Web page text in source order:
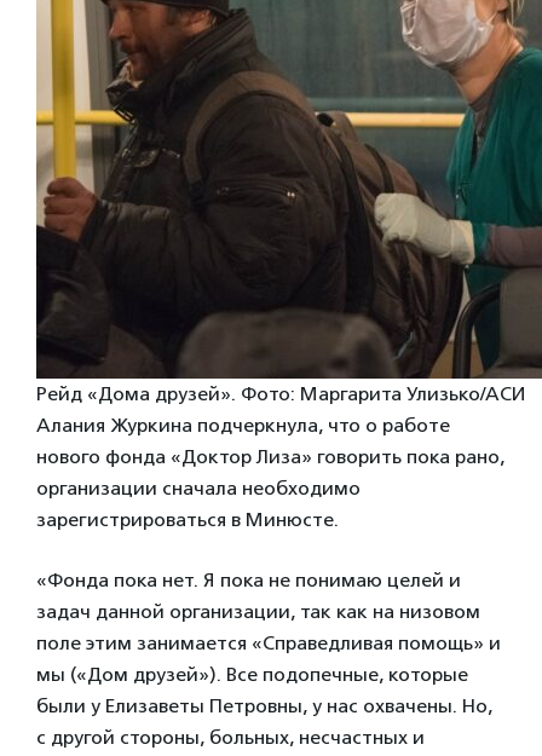
Рейд «Дома друзей». Фото: Маргарита Улизько/АСИ
Алания Журкина подчеркнула, что о работе
нового фонда «Доктор Лиза» говорить пока рано,
организации сначала необходимо
зарегистрироваться в Минюсте.
«Фонда пока нет. Я пока не понимаю целей и
задач данной организации, так как на низовом
поле этим занимается «Справедливая помощь» и
мы («Дом друзей»). Все подопечные, которые
были у Елизаветы Петровны, у нас охвачены. Но,
с другой стороны, больных, несчастных и